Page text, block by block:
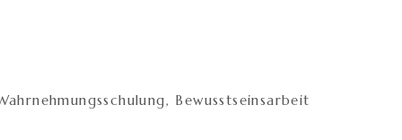
Bewusstseinsarbeit